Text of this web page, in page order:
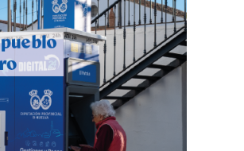
·Huelvatv